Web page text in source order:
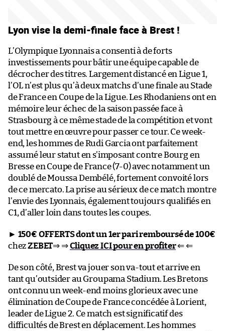
Lyon vise la demi-finale face à Brest !
L’Olympique Lyonnais a consenti à de forts
investissements pour bâtir une équipe capable de
décrocher des titres. Largement distancé en Ligue 1,
l’OL n’est plus qu’à deux matchs d’une finale au Stade
de France en Coupe de la Ligue. Les Rhodaniens ont en
mémoire leur échec de la saison passée face à
Strasbourg à ce même stade de la compétition et vont
tout mettre en œuvre pour passer ce tour. Ce week-
end, les hommes de Rudi Garcia ont parfaitement
assumé leur statut en s’imposant contre Bourg en
Bresse en Coupe de France (7-0) avec notamment un
doublé de Moussa Dembélé, fortement convoité lors
de ce mercato. La prise au sérieux de ce match montre
l’envie des Lyonnais, également toujours qualifiés en
C1, d’aller loin dans toutes les coupes.
► 150€ OFFERTS dont un 1er pari remboursé de 100€
chezZEBET⇒ ⇒Cliquez ICI pour en profiter⇐ ⇐
De son côté, Brest va jouer son va-tout et arrive en
tant qu’outsider au Groupama Stadium. Les Bretons
ont connu un week-end moins glorieux avec une
élimination de Coupe de France concédée à Lorient,
leader de Ligue 2. Ce match est significatif des
difficultés de Brest en déplacement. Les hommes